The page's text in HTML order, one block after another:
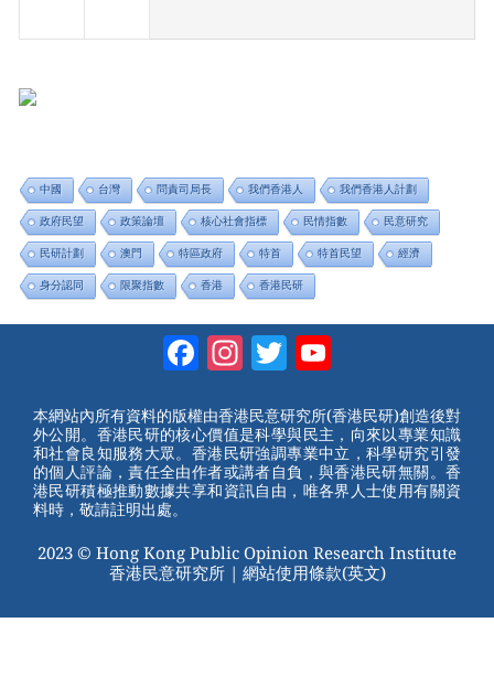
中國 台灣 問責司局長 我們香港人 我們香港人計劃
政府民望 政策論壇 核心社會指標 民情指數 民意研究
民研計劃 澳門 特區政府 特首 特首民望 經濟
身分認同 限聚指數 香港 香港民研
Facebook
Instagram
Twitter
本網站內所有資料的版權由香港民意研究所(香港民研)創造後對
外公開。香港民研的核心價值是科學與民主，向來以專業知識
和社會良知服務大眾。香港民研強調專業中立，科學研究引發
的個人評論，責任全由作者或講者自負，與香港民研無關。香
港民研積極推動數據共享和資訊自由，唯各界人士使用有關資
料時，敬請註明出處。
2023 © Hong Kong Public Opinion Research Institute
香港民意研究所 | 網站使用條款(英文)